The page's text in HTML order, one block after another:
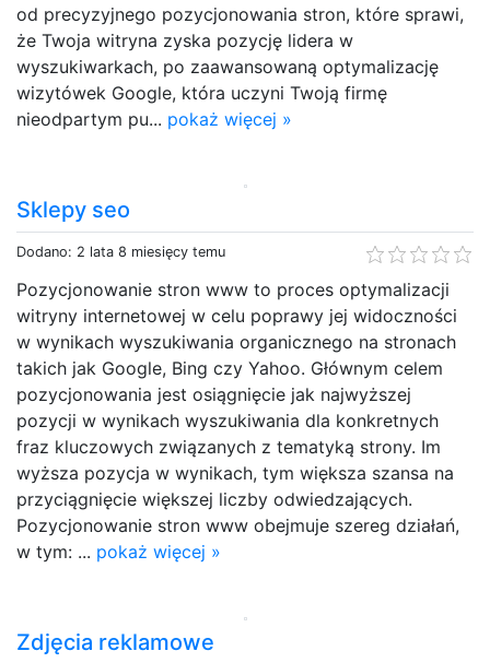
od precyzyjnego pozycjonowania stron, które sprawi,
że Twoja witryna zyska pozycję lidera w
wyszukiwarkach, po zaawansowaną optymalizację
wizytówek Google, która uczyni Twoją firmę
nieodpartym pu... pokaż więcej »
Sklepy seo
Dodano: 2 lata 8 miesięcy temu
Pozycjonowanie stron www to proces optymalizacji
witryny internetowej w celu poprawy jej widoczności
w wynikach wyszukiwania organicznego na stronach
takich jak Google, Bing czy Yahoo. Głównym celem
pozycjonowania jest osiągnięcie jak najwyższej
pozycji w wynikach wyszukiwania dla konkretnych
fraz kluczowych związanych z tematyką strony. Im
wyższa pozycja w wynikach, tym większa szansa na
przyciągnięcie większej liczby odwiedzających.
Pozycjonowanie stron www obejmuje szereg działań,
w tym: ... pokaż więcej »
Zdjęcia reklamowe